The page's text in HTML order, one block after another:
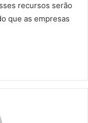
recursos serão
que as empresas